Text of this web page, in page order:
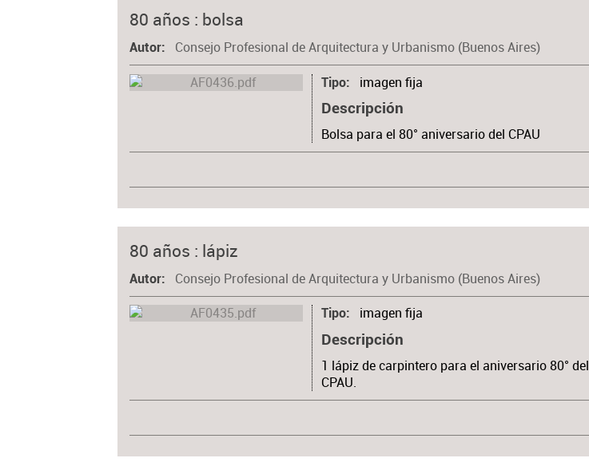
80 años : bolsa
Autor Consejo Profesional de Arquitectura y Urbanismo (Buenos Aires)
Tipo imagen fija
Descripción
Bolsa para el 80° aniversario del CPAU
80 años : lápiz
Autor Consejo Profesional de Arquitectura y Urbanismo (Buenos Aires)
Tipo imagen fija
Descripción
1 lápiz de carpintero para el aniversario 80° del
CPAU.